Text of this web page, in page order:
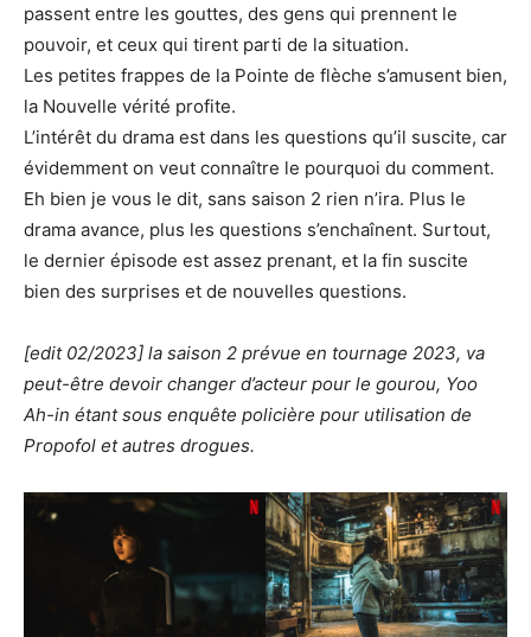
passent entre les gouttes, des gens qui prennent le
pouvoir, et ceux qui tirent parti de la situation.
Les petites frappes de la Pointe de flèche s’amusent bien,
la Nouvelle vérité profite.
L’intérêt du drama est dans les questions qu’il suscite, car
évidemment on veut connaître le pourquoi du comment.
Eh bien je vous le dit, sans saison 2 rien n’ira. Plus le
drama avance, plus les questions s’enchaînent. Surtout,
le dernier épisode est assez prenant, et la fin suscite
bien des surprises et de nouvelles questions.
[edit 02/2023] la saison 2 prévue en tournage 2023, va
peut-être devoir changer d’acteur pour le gourou, Yoo
Ah-in étant sous enquête policière pour utilisation de
Propofol et autres drogues.